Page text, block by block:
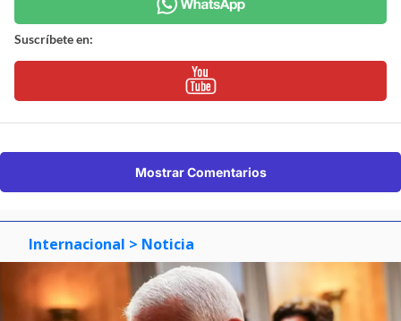
Suscríbete en:
Mostrar Comentarios
Internacional > Noticia